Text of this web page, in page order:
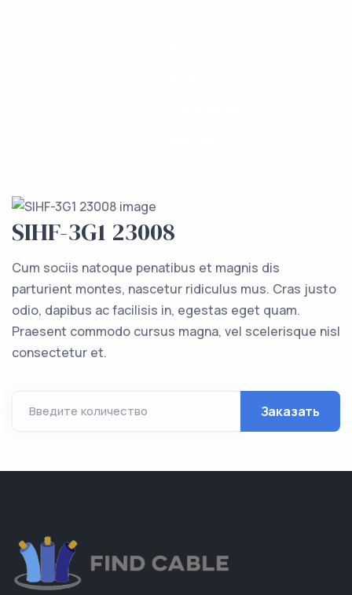
SIHF-3G1 23008
Cum sociis natoque penatibus et magnis dis
parturient montes, nascetur ridiculus mus. Cras justo
odio, dapibus ac facilisis in, egestas eget quam.
Praesent commodo cursus magna, vel scelerisque nisl
consectetur et.
Введите количество Заказать